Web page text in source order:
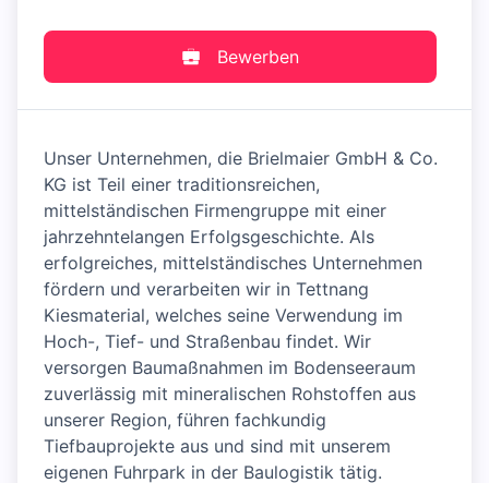
Bewerben
Unser Unternehmen, die Brielmaier GmbH & Co.
KG ist Teil einer traditionsreichen,
mittelständischen Firmengruppe mit einer
jahrzehntelangen Erfolgsgeschichte. Als
erfolgreiches, mittelständisches Unternehmen
fördern und verarbeiten wir in Tettnang
Kiesmaterial, welches seine Verwendung im
Hoch-, Tief- und Straßenbau findet. Wir
versorgen Baumaßnahmen im Bodenseeraum
zuverlässig mit mineralischen Rohstoffen aus
unserer Region, führen fachkundig
Tiefbauprojekte aus und sind mit unserem
eigenen Fuhrpark in der Baulogistik tätig.